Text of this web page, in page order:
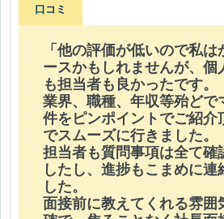
口コミ
「他の評価が低いので私
ースかもしれませんが、個
も担当者も良かったです。
業界、職種、年収等殆どで
件をピンポイントでご紹介
でスムーズに行きました。
担当者も質問事項は全て確
したし、進捗もこまめに連
した。
面接前に教えてくれる雰囲